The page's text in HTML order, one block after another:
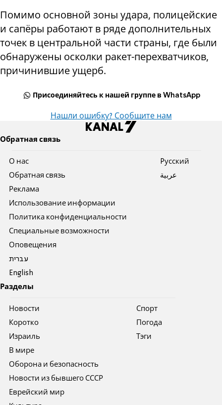
Помимо основной зоны удара, полицейские
и сапёры работают в ряде дополнительных
точек в центральной части страны, где были
обнаружены осколки ракет-перехватчиков,
причинившие ущерб.
Присоединяйтесь к нашей группе в WhatsApp
Нашли ошибку? Сообщите нам
Обратная связь
О нас
Обратная связь
Реклама
Использование информации
Политика конфиденциальности
Специальные возможности
Оповещения
עברית
English
Pусский
عربية
Разделы
Новости
Коротко
Израиль
В мире
Оборона и безопасность
Новости из бывшего СССР
Еврейский мир
Спорт
Погода
Тэги